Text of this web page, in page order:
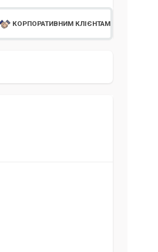
КОРПОРАТИВНИМ КЛІЄНТАМ